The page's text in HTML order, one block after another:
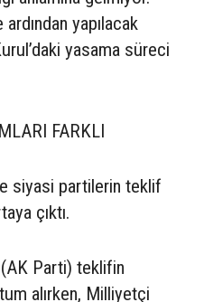
yapılacak
yasama süreci
FARKLI
siyasi partilerin teklif
çıktı.
Parti) teklifin
alırken, Milliyetçi